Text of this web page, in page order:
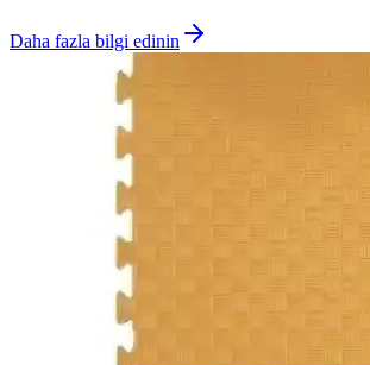
Daha fazla bilgi edinin